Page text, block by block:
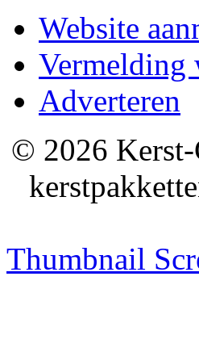
Website
Vermelding
Adverteren
© 2026 Kerst-
Thumbnail